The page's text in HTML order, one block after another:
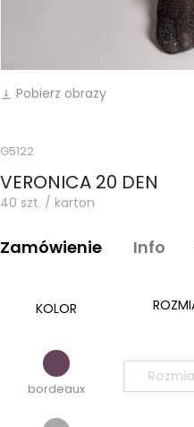
vertical_align_bottom Pobierz obrazy
G5122
VERONICA 20 DEN
40 szt. / karton
Zamówienie Info
KOLOR
bordeaux